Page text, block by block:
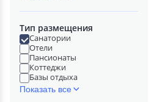
Тип размещения
Санатории
Отели
Пансионаты
Коттеджи
Базы отдыха
Показать все